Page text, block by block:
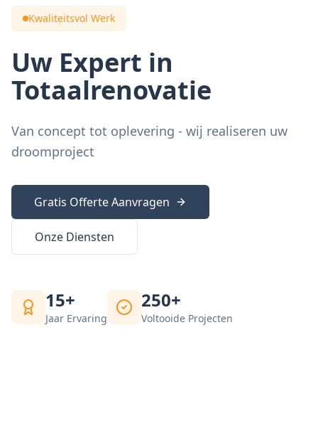
Kwaliteitsvol Werk
Uw Expert in
Totaalrenovatie
Van concept tot oplevering - wij realiseren uw
droomproject
Gratis Offerte Aanvragen
Onze Diensten
15+
Jaar Ervaring
250+
Voltooide Projecten